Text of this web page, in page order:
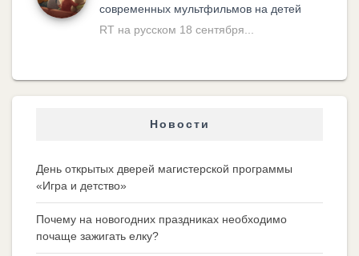
современных мультфильмов на детей
RT на русском 18 сентября...
Новости
День открытых дверей магистерской программы
«Игра и детство»
Почему на новогодних праздниках необходимо
почаще зажигать елку?